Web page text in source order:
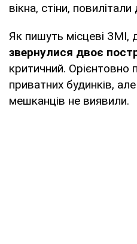
вікна, стіни, повилітали
Як пишуть місцеві ЗМІ,
звернулися двоє
критичний. Орієнтовно
приватних будинків,
мешканців не виявили.